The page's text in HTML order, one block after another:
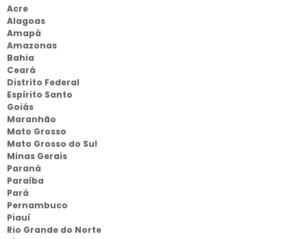
Acre
Alagoas
Amapá
Amazonas
Bahia
Ceará
Distrito Federal
Espírito Santo
Goiás
Maranhão
Mato Grosso
Mato Grosso do Sul
Minas Gerais
Paraná
Paraíba
Pará
Pernambuco
Piauí
Rio Grande do Norte